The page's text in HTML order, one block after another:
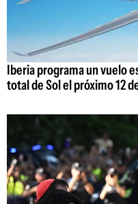
Iberia programa un vuelo
total de Sol el próximo 12